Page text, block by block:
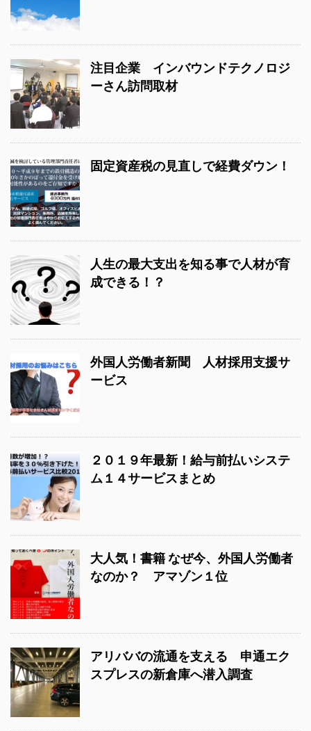
注目企業 インバウンドテクノロジ
ーさん訪問取材
固定資産税の見直しで経費ダウン！
人生の最大支出を知る事で人材が育
成できる！？
外国人労働者新聞 人材採用支援サ
ービス
２０１９年最新！給与前払いシステ
ム１４サービスまとめ
大人気！書籍 なぜ今、外国人労働者
なのか？ アマゾン１位
アリババの流通を支える 申通エク
スプレスの新倉庫へ潜入調査